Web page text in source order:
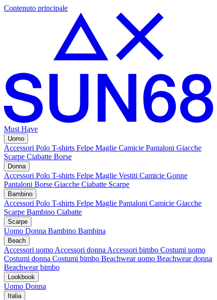
Contenuto principale
Must Have
Uomo
Accessori Polo T-shirts Felpe Maglie Camicie Pantaloni Giacche
Scarpe Ciabatte Borse
Donna
Accessori Polo T-shirts Felpe Maglie Vestiti Camicie Gonne
Pantaloni Borse Giacche Ciabatte Scarpe
Bambino
Accessori Polo T-shirts Felpe Maglie Pantaloni Camicie Giacche
Scarpe Bambino Ciabatte
Scarpe
Uomo Donna Bambino Bambina
Beach
Accessori uomo Accessori donna Accessori bimbo Costumi uomo
Costumi donna Costumi bimbo Beachwear uomo Beachwear donna
Beachwear bimbo
Lookbook
Uomo Donna
Italia